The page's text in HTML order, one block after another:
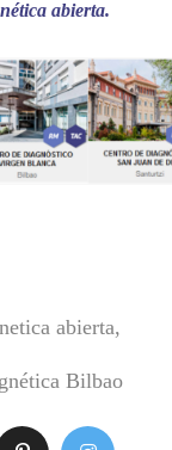
abierta.
abierta,
Bilbao